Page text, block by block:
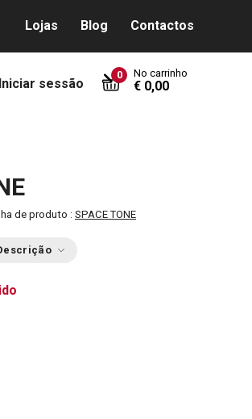
Lojas Blog Contactos
Iniciar sessão
0 No carrinho
€ 0,00
de produto : SPACE TONE